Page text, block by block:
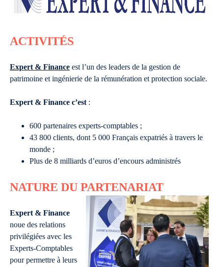
ACTIVITÉS
Expert & Finance est l’un des leaders de la gestion de
patrimoine et ingénierie de la rémunération et protection sociale.
Expert & Finance c’est :
600 partenaires experts-comptables ;
43 800 clients, dont 5 000 Français expatriés à travers le
monde ;
Plus de 8 milliards d’euros d’encours administrés
NATURE DU PARTENARIAT
Expert & Finance
noue des relations
privilégiées avec les
Experts-Comptables
pour permettre à leurs